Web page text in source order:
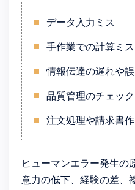
データ入力ミス
手作業での計算ミス
情報伝達の遅れや誤
品質管理のチェッ
注文処理や請求書
ヒューマンエラー発生の
意力の低下、経験の差、